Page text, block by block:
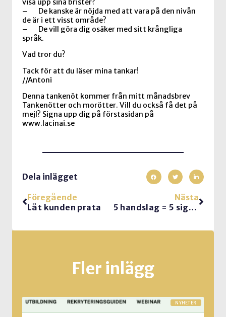
visa upp sina brister?
– De kanske är nöjda med att vara på den nivån
de är i ett visst område?
– De vill göra dig osäker med sitt krångliga
språk.
Vad tror du?
Tack för att du läser mina tankar!
//Antoni
Denna tankenöt kommer från mitt månadsbrev
Tankenötter och morötter. Vill du också få det på
mejl? Signa upp dig på förstasidan på
www.lacinai.se
Dela inlägget
Föregående
Låt kunden prata
Nästa
5 handslag = 5 signaler för ditt kroppsspråk
Fler inlägg
NYHETER